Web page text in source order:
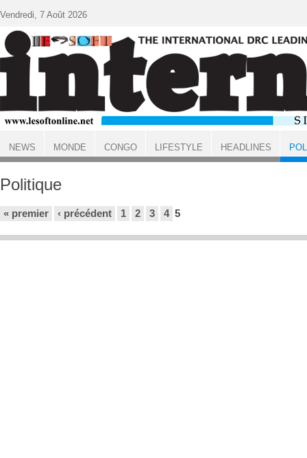
ACCUEIL
Politique
« premier ‹ précédent 1 2 3 4 5
Vendredi, 7 Août 2026
NEWS MONDE CONGO LIFESTYLE HEADLINES